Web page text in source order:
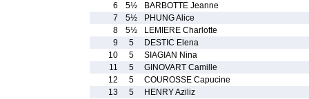
6
5½
BARBOTTE Jeanne
7
5½
PHUNG Alice
8
5½
LEMIERE Charlotte
9
5
DESTIC Elena
10
5
SIAGIAN Nina
11
5
GINOVART Camille
12
5
COUROSSE Capucine
13
5
HENRY Aziliz